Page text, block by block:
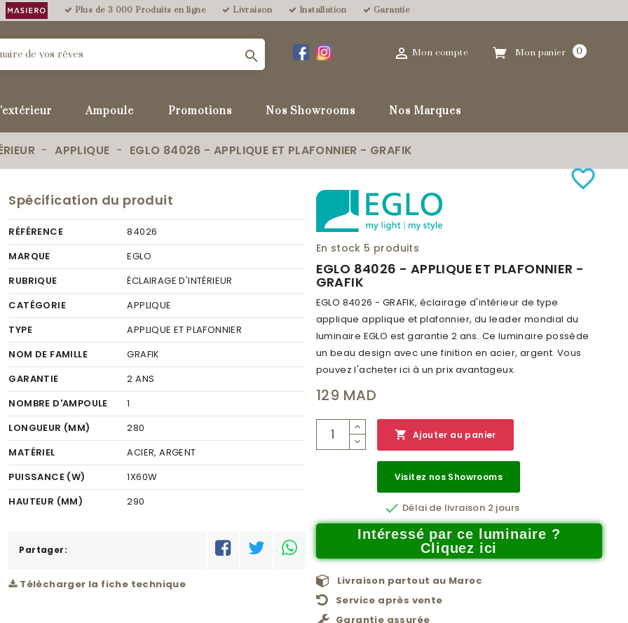
Plus de 3 000 Produits en ligne Livraison Installation Garantie
Mon panier 0
 Mon compte

Ampoule Promotions Nos Showrooms Nos Marques
APPLIQUE EGLO 84026 - APPLIQUE ET PLAFONNIER - GRAFIK
Spécification du produit
RÉFÉRENCE
84026
MARQUE
EGLO
RUBRIQUE
ÉCLAIRAGE D'INTÉRIEUR
CATÉGORIE
APPLIQUE
TYPE
APPLIQUE ET PLAFONNIER
NOM DE FAMILLE
GRAFIK
GARANTIE
2 ANS
NOMBRE D'AMPOULE
1
LONGUEUR (MM)
280
MATÉRIEL
ACIER, ARGENT
PUISSANCE (W)
1X60W
HAUTEUR (MM)
290
CODE À BARRE
Partager:
Télécharger la fiche technique
En stock 5 produits
EGLO 84026 - APPLIQUE ET PLAFONNIER -
GRAFIK
EGLO 84026 - GRAFIK, éclairage d'intérieur de type
applique applique et plafonnier, du leader mondial du
luminaire EGLO est garantie 2 ans. Ce luminaire possède
un beau design avec une finition en acier, argent. Vous
pouvez l'acheter ici à un prix avantageux.
favorite_border
129 MAD
 Ajouter au panier
Visitez nos Showrooms
 Délai de livraison 2 jours
Intéressé par ce luminaire ?
Cliquez ici
Livraison partout au Maroc
Service après vente
Garantie assurée